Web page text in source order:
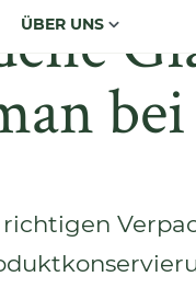
ÜBER UNS